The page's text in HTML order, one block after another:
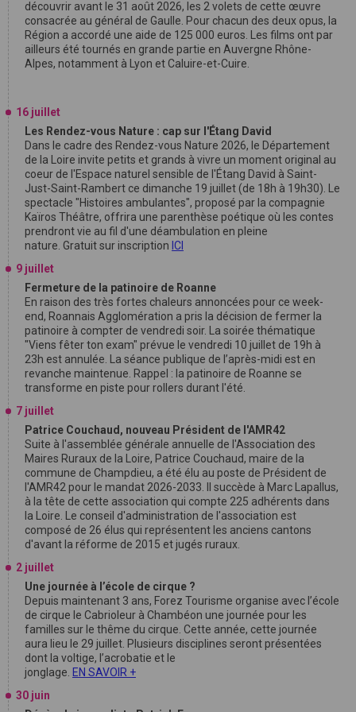
découvrir avant le 31 août 2026, les 2 volets de cette œuvre
consacrée au général de Gaulle. Pour chacun des deux opus, la
Région a accordé une aide de 125 000 euros. Les films ont par
ailleurs été tournés en grande partie en Auvergne Rhône-
Alpes, notamment à Lyon et Caluire-et-Cuire.
16 juillet
Les Rendez-vous Nature : cap sur l'Étang David
Dans le cadre des Rendez-vous Nature 2026, le Département
de la Loire invite petits et grands à vivre un moment original au
coeur de l'Espace naturel sensible de l'Étang David à Saint-
Just-Saint-Rambert ce dimanche 19 juillet (de 18h à 19h30). Le
spectacle "Histoires ambulantes", proposé par la compagnie
Kaïros Théâtre, offrira une parenthèse poétique où les contes
prendront vie au fil d'une déambulation en pleine
nature. Gratuit sur inscription ICI
9 juillet
Fermeture de la patinoire de Roanne
En raison des très fortes chaleurs annoncées pour ce week-
end, Roannais Agglomération a pris la décision de fermer la
patinoire à compter de vendredi soir. La soirée thématique
"Viens fêter ton exam" prévue le vendredi 10 juillet de 19h à
23h est annulée. La séance publique de l’après-midi est en
revanche maintenue. Rappel : la patinoire de Roanne se
transforme en piste pour rollers durant l'été.
7 juillet
Patrice Couchaud, nouveau Président de l'AMR42
Suite à l'assemblée générale annuelle de l'Association des
Maires Ruraux de la Loire, Patrice Couchaud, maire de la
commune de Champdieu, a été élu au poste de Président de
l'AMR42 pour le mandat 2026-2033. Il succède à Marc Lapallus,
à la tête de cette association qui compte 225 adhérents dans
la Loire. Le conseil d'administration de l'association est
composé de 26 élus qui représentent les anciens cantons
d'avant la réforme de 2015 et jugés ruraux.
2 juillet
Une journée à l’école de cirque ?
Depuis maintenant 3 ans, Forez Tourisme organise avec l’école
de cirque le Cabrioleur à Chambéon une journée pour les
familles sur le thême du cirque. Cette année, cette journée
aura lieu le 29 juillet. Plusieurs disciplines seront présentées
dont la voltige, l’acrobatie et le
jonglage. EN SAVOIR +
30 juin